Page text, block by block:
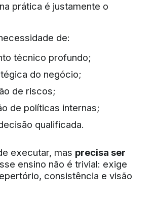
prática é justamente o
de:
técnico profundo;
do negócio;
de riscos;
de políticas internas;
qualificada.
executar, mas precisa ser
ensino não é trivial: exige
consistência e visão